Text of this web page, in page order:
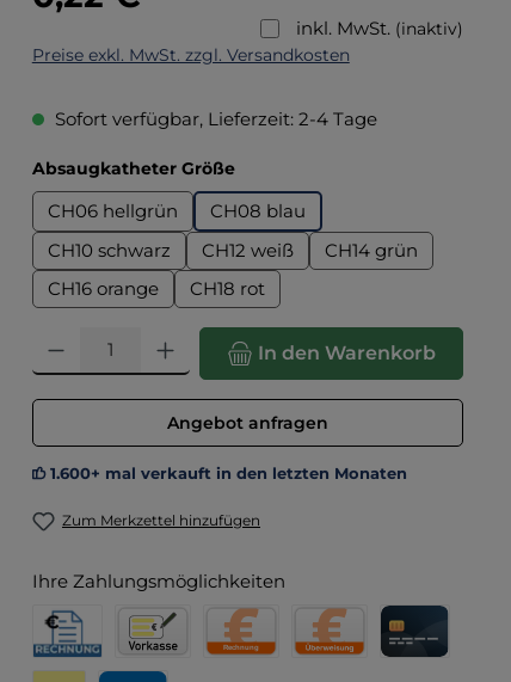
inkl. MwSt. (inaktiv)
Preise exkl. MwSt. zzgl. Versandkosten
Sofort verfügbar, Lieferzeit: 2-4 Tage
Absaugkatheter Größeauswählen
CH06 hellgrün
CH08 blau
CH10 schwarz
CH12 weiß
CH14 grün
CH16 orange
CH18 rot
Produkt Anzahl: Gib den gewünschten Wert ein oder
In den Warenkorb
Angebot anfragen
1.600+ mal verkauft in den letzten Monaten
Zum Merkzettel hinzufügen
Ihre Zahlungsmöglichkeiten
Rechnung für Behörden
Vorkasse